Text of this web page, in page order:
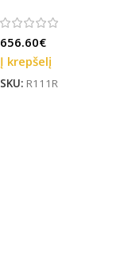
656.60€
Į krepšelį
SKU: R111R